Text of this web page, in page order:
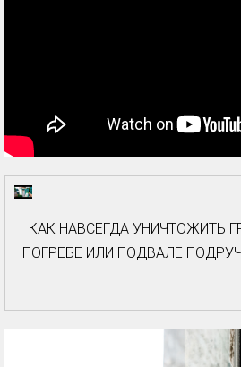
КАК НАВСЕГДА УНИЧТОЖИТЬ
ПОГРЕБЕ ИЛИ ПОДВАЛЕ